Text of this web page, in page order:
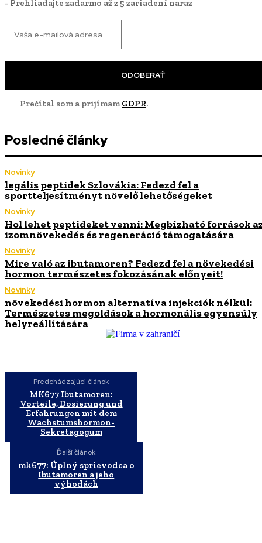
- Prehliadajte zadarmo až z 5 zariadení naraz
ODOBERAŤ
Prečítal som a prijímam GDPR.
Posledné články
Novinky
legális peptidek Szlovákia: Fedezd fel a
sportteljesítményt növelő lehetőségeket
Novinky
Hol lehet peptideket venni: Megbízható források
izomnövekedés és regeneráció támogatására
Novinky
Mire való az ibutamoren? Fedezd fel a növekedési
hormon természetes fokozásának előnyeit!
Novinky
növekedési hormon alternatíva injekciók nélkül:
Természetes megoldások a hormonális egyensúly
helyreállítására
Predchádzajúci článok
MK677 Ibutamoren:
Vorteile, Dosierung und
Erfahrungen mit dem
Wachstumshormon-
Sekretagogum
Ďalší článok
mk677: Úplný sprievodca o
Ibutamoren a jeho
výhodách